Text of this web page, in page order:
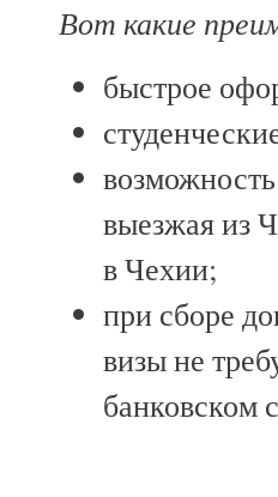
Вот какие
быстрое
выезжая из
в Чехии;
при сборе
визы не
банковском